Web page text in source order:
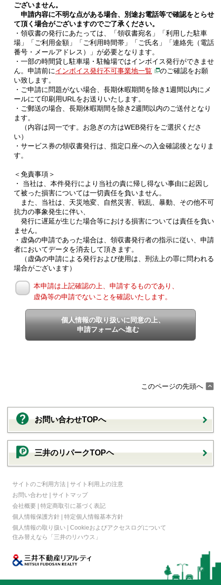
ございません。
申請内容に不明な点がある場合、別途お電話等で確認をとらせ
て頂く場合がございますのでご了承ください。
・領収書の発行にあたっては、「領収書宛名」「利用した駐車
場」「ご利用金額」「ご利用時間帯」「ご氏名」「連絡先（電話
番号・メールアドレス）」が必要となります。
・一部の時間貸し駐車場・駐輪場ではインボイス発行ができませ
ん。申請前にインボイス発行不可事業地一覧
のご確認をお願
い致します。
・ご申請に問題がない場合、長期休暇期間を除き1週間以内にメ
ールにて印刷用URLをお送りいたします。
・ご郵送の場合、長期休暇期間を除き2週間以内のご送付となり
ます。
（内容は同一です。お急ぎの方はWEB発行をご選択くださ
い）
・サービス券の領収書発行は、指定口座への入金確認後となりま
す。
＜免責事項＞
・ 当社は、本件発行により当社の責に帰し得ない事由に起因し
て被った損害については一切責任を負いません。
また、当社は、天災地変、自然災害、戦乱、暴動、その他不可
抗力の事象発生に伴い、
発行に遅延が生じた場合等における損害については責任を負い
ません。
・虚偽の申請であった場合は、領収書発行者の指示に従い、申請
者においてデータを消去して頂きます。
（虚偽の申請による発行および使用は、刑法上の罪に問われる
場合がございます）
本申請は上記確認の上、申請するものであり、
虚偽等の申請でないことを確認いたします。
個人情報の取り扱いに同意の上、
申請フォームへ進む
このページの先頭へ
お問い合わせTOPへ
三井のリパークTOPヘ
サイトのご利用方法 | サイト利用上の注意
お問い合わせ | サイトマップ
会社概要 | 特定商取引に基づく表記
個人情報保護方針 | 特定個人情報基本方針
個人情報の取り扱い | Cookieおよびアクセスログについて
住み替えなら
「三井のリハウス」